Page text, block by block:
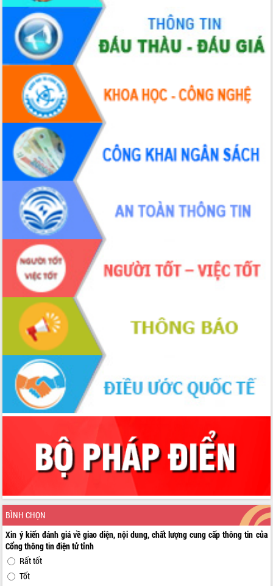
BÌNH CHỌN
Xin ý kiến đánh giá về giao diện, nội dung, chất lượng cung cấp thông tin của
Cổng thông tin điện tử tỉnh
Rất tốt
Tốt